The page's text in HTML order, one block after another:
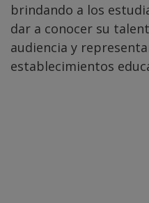
brindando a los
dar a conocer su
audiencia y
establecimientos